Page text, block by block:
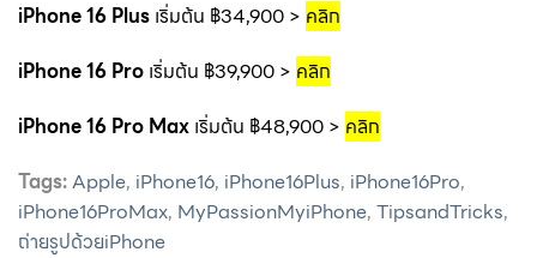
iPhone 16 Plus เริ่มต้น ฿34,900 > คลิก
iPhone 16 Pro เริ่มต้น ฿39,900 > คลิก
iPhone 16 Pro Max เริ่มต้น ฿48,900 > คลิก
Tags:Apple, iPhone16, iPhone16Plus, iPhone16Pro,
iPhone16ProMax, MyPassionMyiPhone, TipsandTricks,
ถ่ายรูปด้วยiPhone